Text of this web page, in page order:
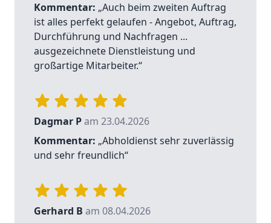
Kommentar: „Auch beim zweiten Auftrag
ist alles perfekt gelaufen - Angebot, Auftrag,
Durchführung und Nachfragen ...
ausgezeichnete Dienstleistung und
großartige Mitarbeiter.“
Dagmar Pam 23.04.2026
Kommentar: „Abholdienst sehr zuverlässig
und sehr freundlich“
Gerhard B am 08.04.2026